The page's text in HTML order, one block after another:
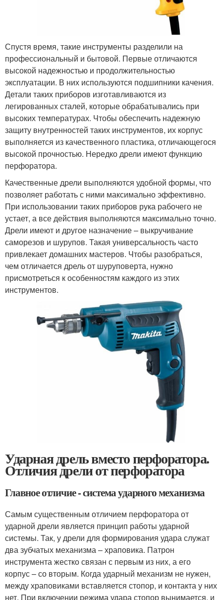
Спустя время, такие инструменты разделили на
профессиональный и бытовой. Первые отличаются
высокой надежностью и продолжительностью
эксплуатации. В них используются подшипники качения.
Детали таких приборов изготавливаются из
легированных сталей, которые обрабатывались при
высоких температурах. Чтобы обеспечить надежную
защиту внутренностей таких инструментов, их корпус
выполняется из качественного пластика, отличающегося
высокой прочностью. Нередко дрели имеют функцию
перфоратора.
Качественные дрели выполняются удобной формы, что
позволяет работать с ними максимально эффективно.
При использовании таких приборов рука рабочего не
устает, а все действия выполняются максимально точно.
Дрели имеют и другое назначение – выкручивание
саморезов и шурупов. Такая универсальность часто
привлекает домашних мастеров. Чтобы разобраться,
чем отличается дрель от шуруповерта, нужно
присмотреться к особенностям каждого из этих
инструментов.
Ударная дрель вместо перфоратора.
Отличия дрели от перфоратора
Главное отличие - система ударного механизма
Самым существенным отличием перфоратора от
ударной дрели является принцип работы ударной
системы. Так, у дрели для формирования удара служат
два зубчатых механизма – храповика. Патрон
инструмента жестко связан с первым из них, а его
корпус – со вторым. Когда ударный механизм не нужен,
между храповиками вставляется стопор, и контакта у них
нет. При включении режима удара стопор вынимается, и